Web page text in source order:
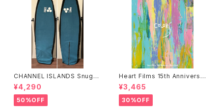
CHANNEL ISLANDS Snuggi
e ERP HP チャンネルアイラン
ズ スナッギー ハイパフォーマ
ンス ボードケース カバー
¥4,290
50%OFF
Heart Films 15th Anniversa
ry “Colors” Movie Book
ハートフィルム
¥3,465
30%OFF